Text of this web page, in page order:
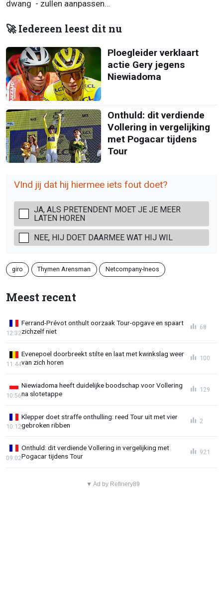
dwang - zullen aanpassen…
🚀 Iedereen leest dit nu
Ploegleider verklaart
actie Gery jegens
Niewiadoma
Onthuld: dit verdiende
Vollering in vergelijking
met Pogacar tijdens
Tour
VInd jij dat hij hiermee iets fout doet?
JA, ALS PRETENDENT MOET JE JE MEER
LATEN HOREN
NEE, HIJ DOET DAARMEE WAT HIJ WIL
giro Thymen Arensman Netcompany-Ineos
Meest recent
Ferrand-Prévot onthult oorzaak Tour-opgave en spaart
zichzelf niet
12:32
68
Evenepoel doorbreekt stilte en laat met kwinkslag weer
van zich horen
11:44
100
Niewiadoma heeft duidelijke boodschap voor Vollering
na slotetappe
10:56
129
Klepper doet straffe onthulling: reed Tour uit met vier
gebroken ribben
10:12
2
Onthuld: dit verdiende Vollering in vergelijking met
Pogacar tijdens Tour
09:02
921
▼ Ad by Refinery89